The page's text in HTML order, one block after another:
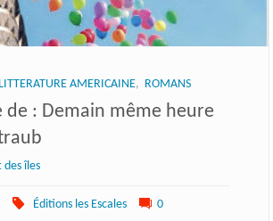
LITTERATURE AMERICAINE, ROMANS
de : Demain même heure
des îles
Éditions les Escales 0